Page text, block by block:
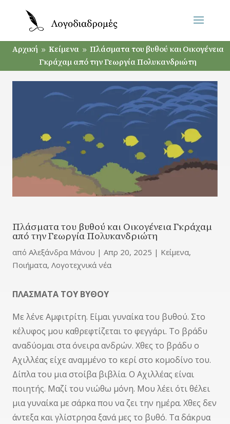
Αρχική 9 Κείμενα 9 Πλάσματα του βυθού και Οικογένεια
Γκράχαμ από την Γεωργία Πολυκανδριώτη
Πλάσματα του βυθού και Οικογένεια Γκράχαμ
από την Γεωργία Πολυκανδριώτη
από Αλεξάνδρα Μάνου | Απρ 20, 2025 | Κείμενα,
Ποιήματα, Λογοτεχνικά νέα
ΠΛΑΣΜΑΤΑ ΤΟΥ ΒΥΘΟΥ
Με λένε Αμφιτρίτη. Είμαι γυναίκα του βυθού. Στο
κέλυφος μου καθρεφτίζεται το φεγγάρι. Το βράδυ
αναδύομαι στα όνειρα ανδρών. Χθες το βράδυ ο
Αχιλλέας είχε αναμμένο το κερί στο κομοδίνο του.
Δίπλα του μια στοίβα βιβλία. Ο Αχιλλέας είναι
ποιητής. Μαζί του νιώθω μόνη. Μου λέει ότι θέλει
μια γυναίκα με σάρκα που να ζει την ημέρα. Χθες δεν
άντεξα και γλίστρησα ξανά μες το βυθό. Τα δάκρυα